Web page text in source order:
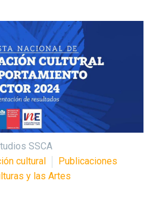
SSCA
cultural
Publicaciones
y las Artes